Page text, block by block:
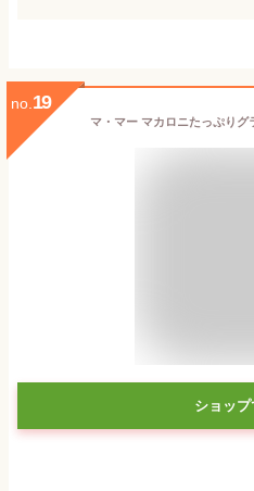
no. 19
マ・マー マカロニたっぷり
ショップ